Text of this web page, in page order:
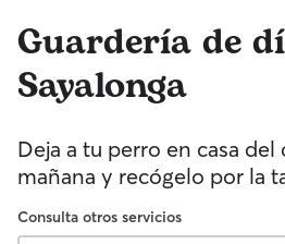
Guardería de
Sayalonga
Deja a tu perro en casa
mañana y recógelo por la
Consulta otros servicios